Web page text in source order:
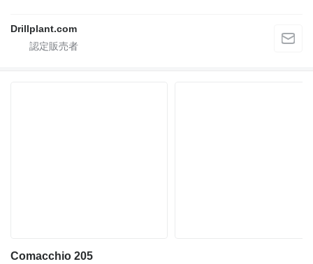
Drillplant.com
Comacchio 205